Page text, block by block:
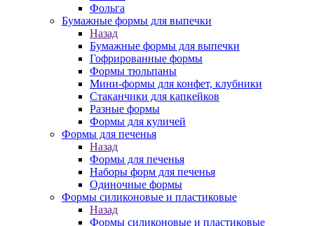
Фольга
Бумажные формы для выпечки
Назад
Бумажные формы для выпечки
Гофрированные формы
Формы тюльпаны
Мини-формы для конфет, клубники
Стаканчики для капкейков
Разные формы
Формы для куличей
Формы для печенья
Назад
Формы для печенья
Наборы форм для печенья
Одиночные формы
Формы силиконовые и пластиковые
Назад
Формы силиконовые и пластиковые